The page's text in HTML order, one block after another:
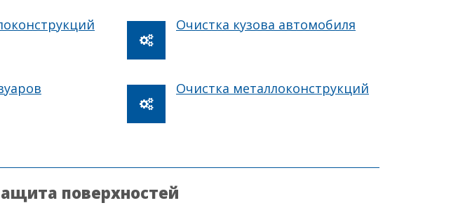
Очистка кузова автомобиля
Очистка металлоконструкций
поверхностей